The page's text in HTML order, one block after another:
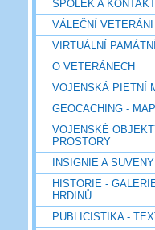
SPOLEK A
VÁLEČNÍ VETERÁNI
VIRTUÁLNÍ
O VETERÁNECH
VOJENSKÁ PIETNÍ
GEOCACHING -
VOJENSKÉ
PROSTORY
INSIGNIE A
HISTORIE -
HRDINŮ
PUBLICISTIKA -